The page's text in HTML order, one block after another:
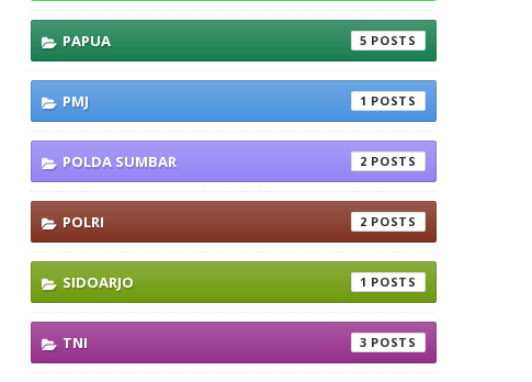
PAPUA 5
PMJ 1
POLDA SUMBAR 2
POLRI 2
SIDOARJO 1
TNI 3